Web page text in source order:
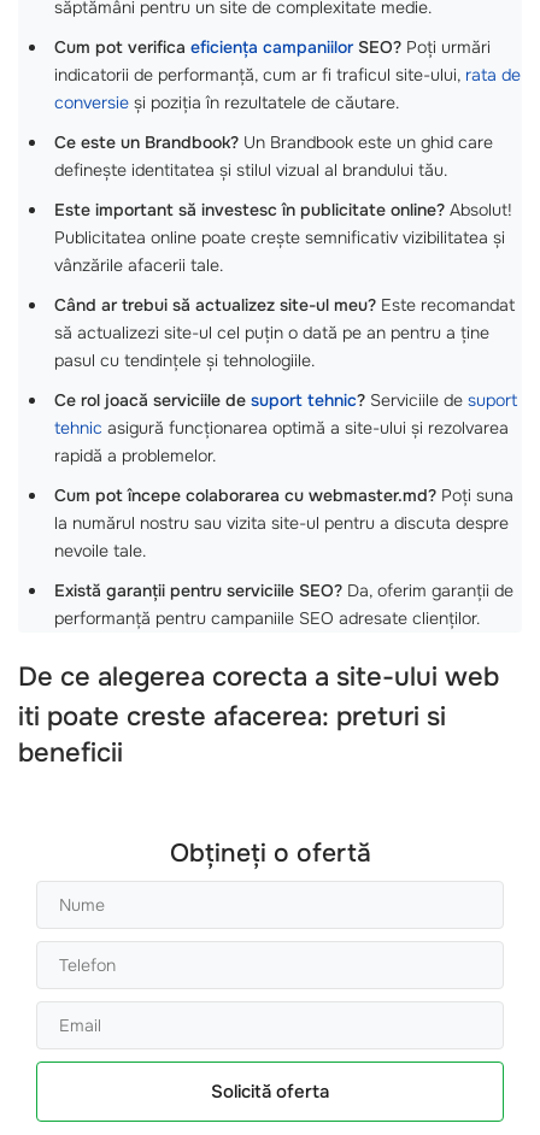
săptămâni pentru un site de complexitate medie.
Cum pot verifica eficiența campaniilorSEO? Poți urmări
indicatorii de performanță, cum ar fi traficul site-ului, rata de
conversie și poziția în rezultatele de căutare.
Ce este un Brandbook? Un Brandbook este un ghid care
definește identitatea și stilul vizual al brandului tău.
Este important să investesc în publicitate online? Absolut!
Publicitatea online poate crește semnificativ vizibilitatea și
vânzările afacerii tale.
Când ar trebui să actualizez site-ul meu? Este recomandat
să actualizezi site-ul cel puțin o dată pe an pentru a ține
pasul cu tendințele și tehnologiile.
Ce rol joacă serviciile de suport tehnic? Serviciile de suport
tehnic asigură funcționarea optimă a site-ului și rezolvarea
rapidă a problemelor.
Cum pot începe colaborarea cu webmaster.md? Poți suna
la numărul nostru sau vizita site-ul pentru a discuta despre
nevoile tale.
Există garanții pentru serviciile SEO? Da, oferim garanții de
performanță pentru campaniile SEO adresate clienților.
De ce alegerea corecta a site-ului web
iti poate creste afacerea: preturi si
beneficii
Obțineți o ofertă
Solicită oferta